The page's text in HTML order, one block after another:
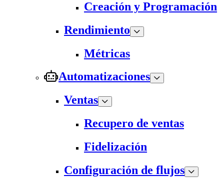
Creación y Programación
Rendimiento
Métricas
Automatizaciones
Ventas
Recupero de ventas
Fidelización
Configuración de flujos